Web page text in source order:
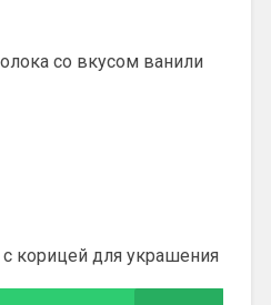
со вкусом ванили
корицей для украшения